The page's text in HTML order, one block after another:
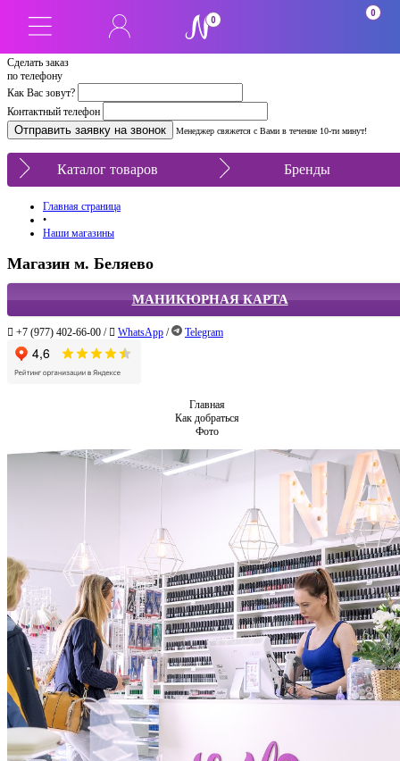
Сделать заказ
по телефону
Как Вас зовут?
Контактный телефон
Менеджер свяжется с Вами в течение 10-ти минут!
0
0
Каталог товаров Бренды
Главная страница
•
Наши магазины
Магазин м. Беляево
МАНИКЮРНАЯ КАРТА
+7 (977) 402-66-00 / WhatsApp / Telegram
Главная
Как добраться
Фото